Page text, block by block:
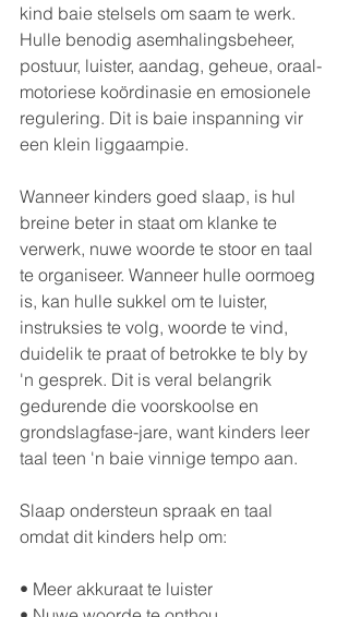
kind baie stelsels om saam te werk.
Hulle benodig asemhalingsbeheer,
postuur, luister, aandag, geheue, oraal-
motoriese koördinasie en emosionele
regulering. Dit is baie inspanning vir
een klein liggaampie.
Wanneer kinders goed slaap, is hul
breine beter in staat om klanke te
verwerk, nuwe woorde te stoor en taal
te organiseer. Wanneer hulle oormoeg
is, kan hulle sukkel om te luister,
instruksies te volg, woorde te vind,
duidelik te praat of betrokke te bly by
'n gesprek. Dit is veral belangrik
gedurende die voorskoolse en
grondslagfase-jare, want kinders leer
taal teen 'n baie vinnige tempo aan.
Slaap ondersteun spraak en taal
omdat dit kinders help om:
• Meer akkuraat te luister